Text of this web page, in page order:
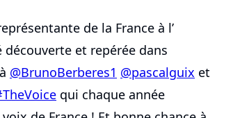
de la France à l’
découverte et repérée dans
@BrunoBerberes1 @pascalguix et
qui chaque année